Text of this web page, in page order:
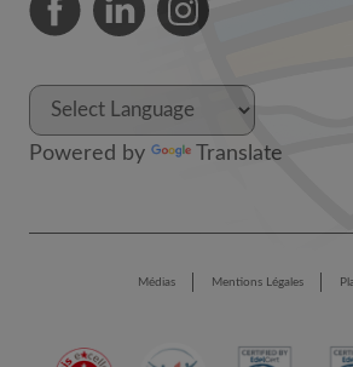
Powered by Translate
Médias Mentions Légales